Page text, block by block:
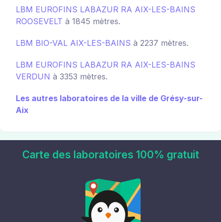
LBM EUROFINS LABAZUR RA AIX-LES-BAINS
ROOSEVELT à 1845 mètres.
LBM BIO-VAL AIX-LES-BAINS à 2237 mètres.
LBM EUROFINS LABAZUR RA AIX-LES-BAINS
VERDUN à 3353 mètres.
Les autres laboratoires de la ville de Grésy-sur-
Aix
Carte des laboratoires 100% gratuit